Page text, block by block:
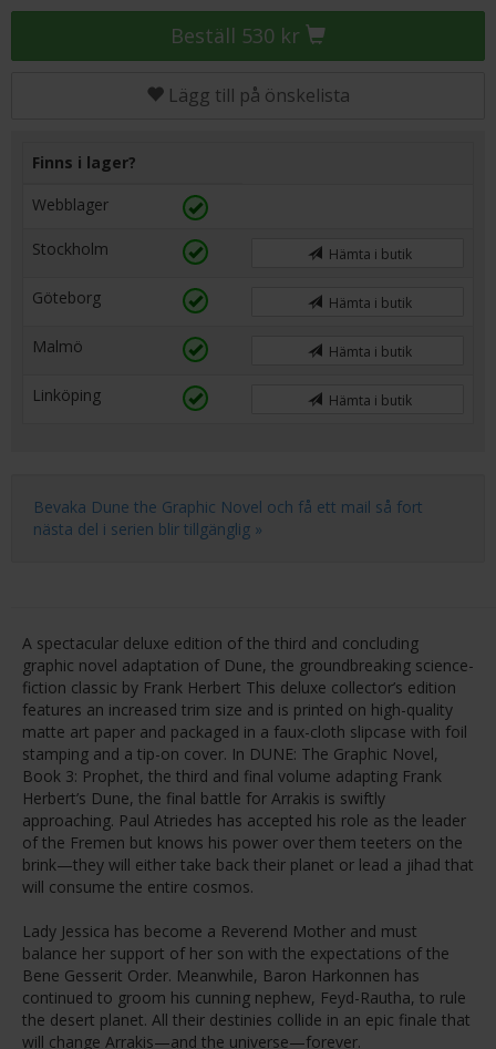
Beställ 530 kr
Lägg till på önskelista
Finns i lager?
Webblager
Stockholm Hämta i butik
Göteborg Hämta i butik
Malmö Hämta i butik
Linköping Hämta i butik
Bevaka Dune the Graphic Novel och få ett mail så fort
nästa del i serien blir tillgänglig »
A spectacular deluxe edition of the third and concluding
graphic novel adaptation of Dune, the groundbreaking science-
fiction classic by Frank Herbert This deluxe collector’s edition
features an increased trim size and is printed on high-quality
matte art paper and packaged in a faux-cloth slipcase with foil
stamping and a tip-on cover. In DUNE: The Graphic Novel,
Book 3: Prophet, the third and final volume adapting Frank
Herbert’s Dune, the final battle for Arrakis is swiftly
approaching. Paul Atriedes has accepted his role as the leader
of the Fremen but knows his power over them teeters on the
brink—they will either take back their planet or lead a jihad that
will consume the entire cosmos.
Lady Jessica has become a Reverend Mother and must
balance her support of her son with the expectations of the
Bene Gesserit Order. Meanwhile, Baron Harkonnen has
continued to groom his cunning nephew, Feyd-Rautha, to rule
the desert planet. All their destinies collide in an epic finale that
will change Arrakis—and the universe—forever.